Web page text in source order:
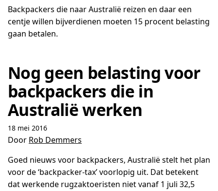
Backpackers die naar Australië reizen en daar een
centje willen bijverdienen moeten 15 procent belasting
gaan betalen.
Nog geen belasting voor
backpackers die in
Australië werken
18 mei 2016
Door Rob Demmers
Goed nieuws voor backpackers, Australië stelt het plan
voor de ‘backpacker-tax’ voorlopig uit. Dat betekent
dat werkende rugzaktoeristen niet vanaf 1 juli 32,5